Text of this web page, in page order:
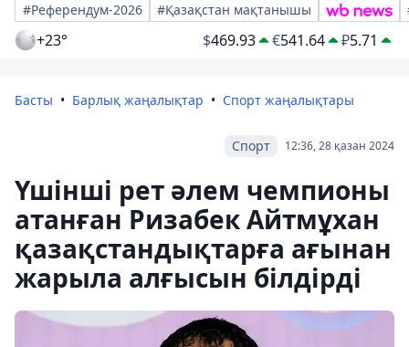
#Референдум-2026
#Қазақстан мақтанышы
+23° $469.93 €541.64 ₽5.71
Басты Барлық жаңалықтар Спорт жаңалықтары
12:36, 28 қазан 2024
Спорт
Үшінші рет әлем чемпионы
атанған Ризабек Айтмұхан
қазақстандықтарға ағынан
жарыла алғысын білдірді